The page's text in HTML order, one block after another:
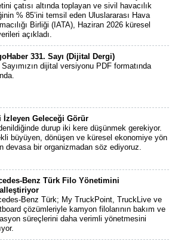
çatısı altında toplayan ve sivil havacılık
% 85’ini temsil eden Uluslararası Hava
Birliği (IATA), Haziran 2026 küresel
açıkladı.
331. Sayı (Dijital Dergi)
dijital versiyonu PDF formatında
İzleyen Geleceği Görür
durup iki kere düşünmek gerekiyor.
büyüyen, dönüşen ve küresel ekonomiye yön
devasa bir organizmadan söz ediyoruz.
Benz Türk Filo Yönetimini
Benz Türk; My TruckPoint, TruckLive ve
çözümleriyle kamyon filolarının bakım ve
süreçlerini daha verimli yönetmesini